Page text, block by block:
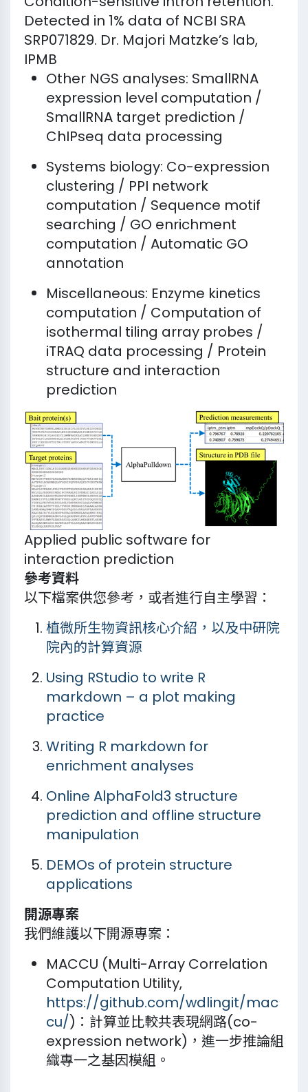
Detected in 1% data of NCBI SRA
SRP071829. Dr. Majori Matzke’s lab,
IPMB
Other NGS analyses: SmallRNA
expression level computation /
SmallRNA target prediction /
ChIPseq data processing
Systems biology: Co-expression
clustering / PPI network
computation / Sequence motif
searching / GO enrichment
computation / Automatic GO
annotation
Miscellaneous: Enzyme kinetics
computation / Computation of
isothermal tiling array probes /
iTRAQ data processing / Protein
structure and interaction
prediction
Applied public software for
interaction prediction
參考資料
以下檔案供您參考，或者進行自主學習：
植微所生物資訊核心介紹，以及中研院
院內的計算資源
Using RStudio to write R
markdown – a plot making
practice
Writing R markdown for
enrichment analyses
Online AlphaFold3 structure
prediction and offline structure
manipulation
DEMOs of protein structure
applications
開源專案
我們維護以下開源專案：
MACCU (Multi-Array Correlation
Computation Utility,
https://github.com/wdlingit/mac
cu/)：計算並比較共表現網路(co-
expression network)，進一步推論組
織專一之基因模組。